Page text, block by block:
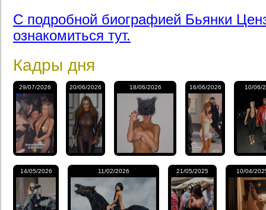
С подробной биографией Бьянки
ознакомиться тут.
Кадры дня
29/07/2026 20/06/2026 18/06/2026 16/06/2026 10/06/
14/05/2026 11/02/2026 21/05/2025 10/04/